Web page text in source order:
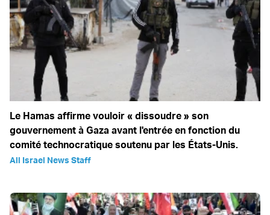
Le Hamas affirme vouloir « dissoudre » son
gouvernement à Gaza avant l'entrée en fonction du
comité technocratique soutenu par les États-Unis.
All Israel News Staff